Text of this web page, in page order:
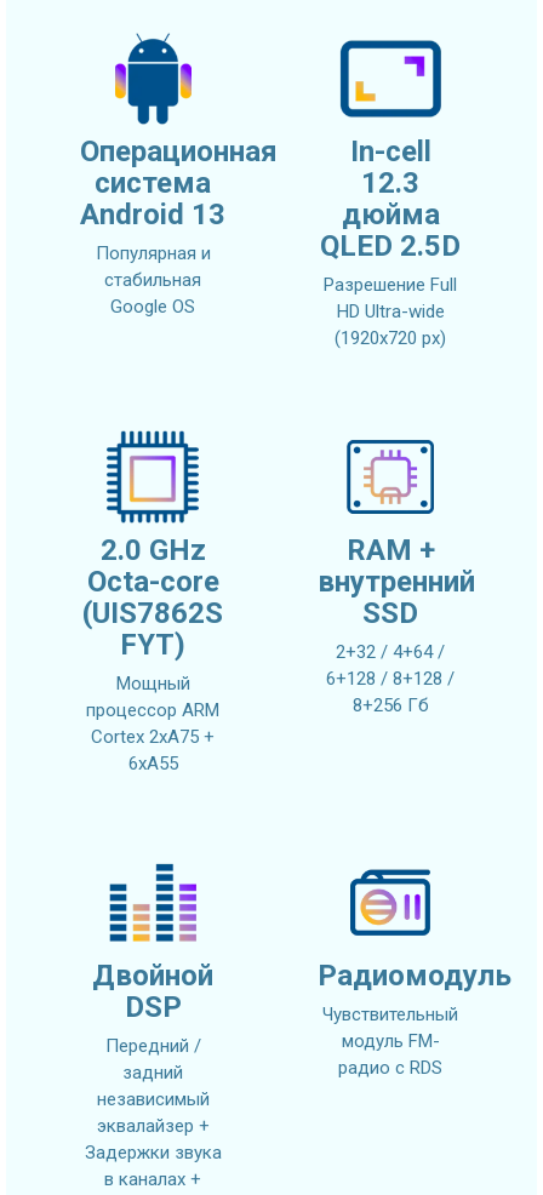
Операционная
система
Android 13
Популярная и
стабильная
Google OS
In-cell
12.3
дюйма
QLED 2.5D
Разрешение Full
HD Ultra-wide
(1920x720 px)
2.0 GHz
Octa-core
(UIS7862S
FYT)
Мощный
процессор ARM
Cortex 2xA75 +
6xA55
RAM +
внутренний
SSD
2+32 / 4+64 /
6+128 / 8+128 /
8+256 Гб
Двойной
DSP
Передний /
задний
независимый
эквалайзер +
Задержки звука
в каналах +
Радиомодуль
Чувствительный
модуль FM-
радио с RDS